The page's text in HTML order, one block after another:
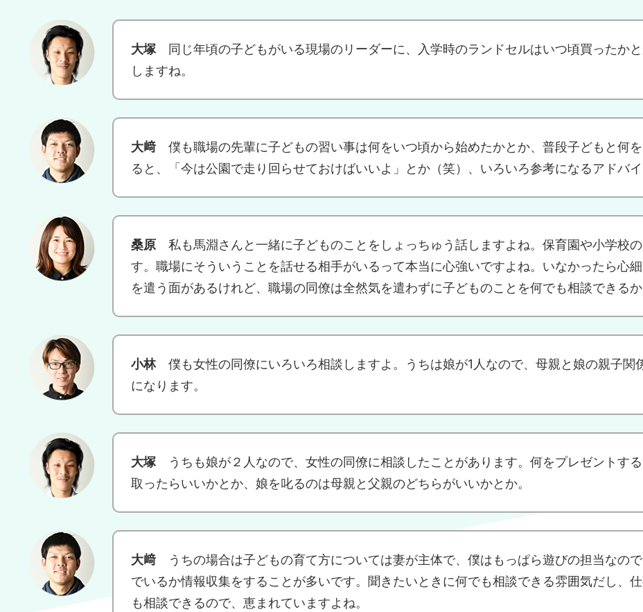
大塚
同じ年頃の子どもがいる現場のリーダーに、入学時のランドセルはいつ頃買ったか
しますね。
大﨑
僕も職場の先輩に子どもの習い事は何をいつ頃から始めたかとか、普段子どもと何
ると、「今は公園で走り回らせておけばいいよ」とか（笑）、いろいろ参考になるアドバイ
桑原
私も馬淵さんと一緒に子どものことをしょっちゅう話しますよね。保育園や小学校
す。職場にそういうことを話せる相手がいるって本当に心強いですよね。いなかったら心
を遣う面があるけれど、職場の同僚は全然気を遣わずに子どものことを何でも相談できるか
小林
僕も女性の同僚にいろいろ相談しますよ。うちは娘が1人なので、母親と娘の親子
になります。
大塚
うちも娘が２人なので、女性の同僚に相談したことがあります。何をプレゼントす
取ったらいいかとか、娘を叱るのは母親と父親のどちらがいいかとか。
大﨑
うちの場合は子どもの育て方については妻が主体で、僕はもっぱら遊びの担当なの
でいるか情報収集をすることが多いです。聞きたいときに何でも相談できる雰囲気だし、
も相談できるので、恵まれていますよね。